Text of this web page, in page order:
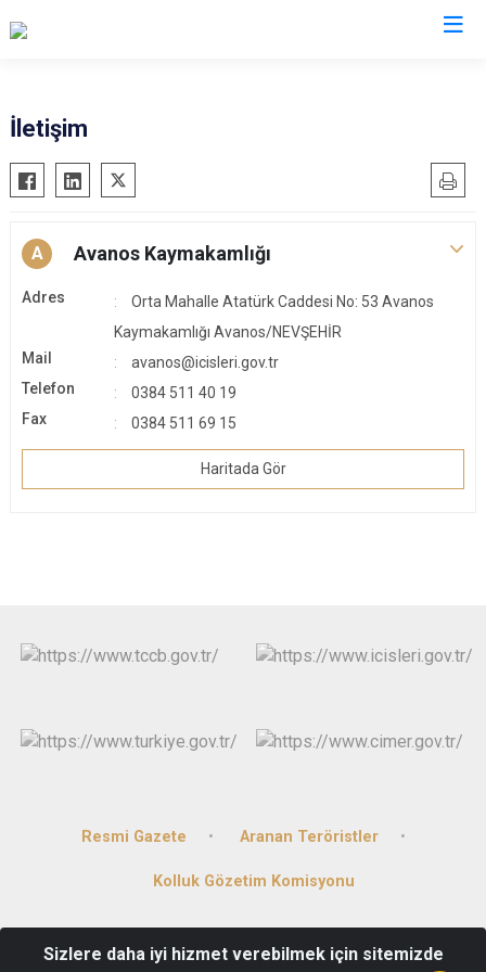
Acıgöl
Avanos
Derinkuyu
Gülşehir
Hacıbektaş
İletişim
A Avanos Kaymakamlığı
Adres
Orta Mahalle Atatürk Caddesi No: 53 Avanos
Kaymakamlığı Avanos/NEVŞEHİR
Mail
avanos@icisleri.gov.tr
Telefon
0384 511 40 19
Fax
0384 511 69 15
Haritada Gör
Resmi Gazete Aranan Teröristler
Kolluk Gözetim Komisyonu
Kaymakamlığı Avanos/NEVŞEHİR
Sizlere daha iyi hizmet verebilmek için sitemizde